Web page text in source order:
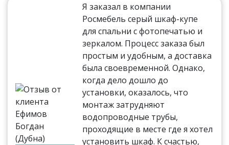
Я заказал в компании
Росмебель серый шкаф-купе
для спальни с фотопечатью и
зеркалом. Процесс заказа был
простым и удобным, а доставка
была своевременной. Однако,
когда дело дошло до
установки, оказалось, что
монтаж затрудняют
водопроводные трубы,
проходящие в месте где я хотел
установить шкаф. К счастью,